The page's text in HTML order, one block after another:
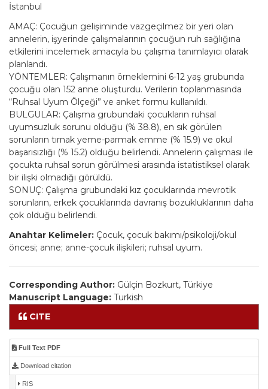
İstanbul
AMAÇ: Çocuğun gelişiminde vazgeçilmez bir yeri olan
annelerin, işyerinde çalışmalarının çocuğun ruh sağlığına
etkilerini incelemek amacıyla bu çalışma tanımlayıcı olarak
planlandı.
YÖNTEMLER: Çalışmanın örneklemini 6-12 yaş grubunda
çocuğu olan 152 anne oluşturdu. Verilerin toplanmasında
“Ruhsal Uyum Ölçeği” ve anket formu kullanıldı.
BULGULAR: Çalışma grubundaki çocukların ruhsal
uyumsuzluk sorunu olduğu (% 38.8), en sık görülen
sorunların tırnak yeme-parmak emme (% 15.9) ve okul
başarısızlığı (% 15.2) olduğu belirlendi. Annelerin çalışması ile
çocukta ruhsal sorun görülmesi arasında istatistiksel olarak
bir ilişki olmadığı görüldü.
SONUÇ: Çalışma grubundaki kız çocuklarında mevrotik
sorunların, erkek çocuklarında davranış bozukluklarının daha
çok olduğu belirlendi.
Anahtar Kelimeler: Çocuk, çocuk bakımı/psikoloji/okul
öncesi; anne; anne-çocuk ilişkileri; ruhsal uyum.
Corresponding Author: Gülçin Bozkurt, Türkiye
Manuscript Language: Turkish
CITE
Full Text PDF
Download citation
RIS